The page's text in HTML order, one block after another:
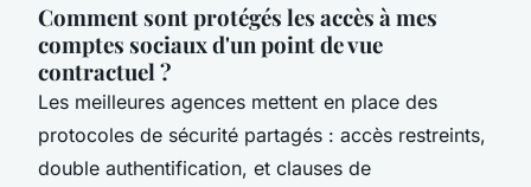
Comment sont protégés les accès à mes
comptes sociaux d'un point de vue
contractuel ?
Les meilleures agences mettent en place des
protocoles de sécurité partagés : accès restreints,
double authentification, et clauses de